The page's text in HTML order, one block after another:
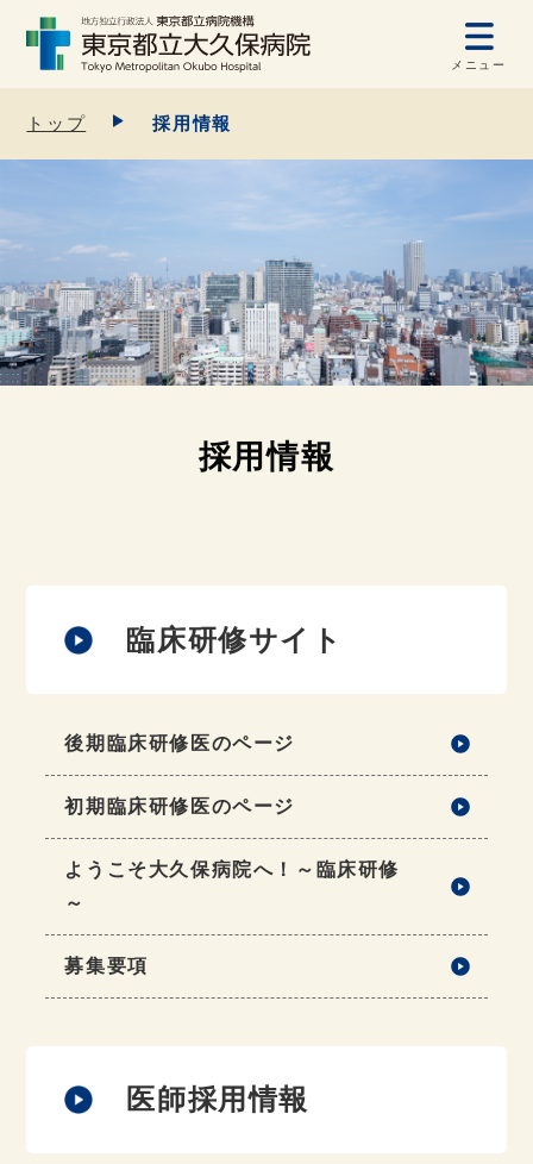
メニュー
トップ 採用情報
採用情報
臨床研修サイト
後期臨床研修医のページ
初期臨床研修医のページ
ようこそ大久保病院へ！～臨床研修
～
募集要項
医師採用情報